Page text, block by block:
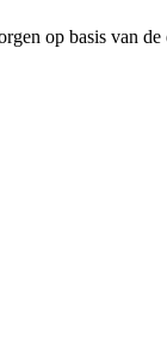
op basis van